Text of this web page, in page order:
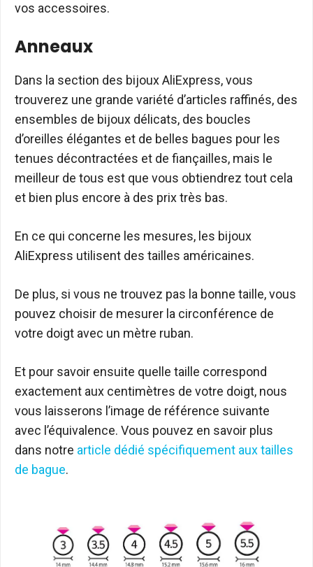
vos accessoires.
Anneaux
Dans la section des bijoux AliExpress, vous
trouverez une grande variété d’articles raffinés, des
ensembles de bijoux délicats, des boucles
d’oreilles élégantes et de belles bagues pour les
tenues décontractées et de fiançailles, mais le
meilleur de tous est que vous obtiendrez tout cela
et bien plus encore à des prix très bas.
En ce qui concerne les mesures, les bijoux
AliExpress utilisent des tailles américaines.
De plus, si vous ne trouvez pas la bonne taille, vous
pouvez choisir de mesurer la circonférence de
votre doigt avec un mètre ruban.
Et pour savoir ensuite quelle taille correspond
exactement aux centimètres de votre doigt, nous
vous laisserons l’image de référence suivante
avec l’équivalence. Vous pouvez en savoir plus
dans notre article dédié spécifiquement aux tailles
de bague.